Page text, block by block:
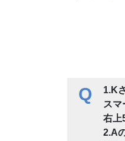
Q
1.K
スマ
右上
2.A